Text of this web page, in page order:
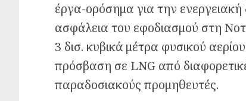
έργα-ορόσημα για την
ασφάλεια του εφοδιασμού στη
3 δισ. κυβικά μέτρα φυσικού
πρόσβαση σε LNG από
παραδοσιακούς προμηθευτές.